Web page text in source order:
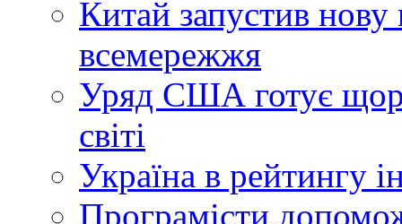
Китай запустив
всемережжя
Уряд США готує
світі
Україна в рейтингу
Програмісти